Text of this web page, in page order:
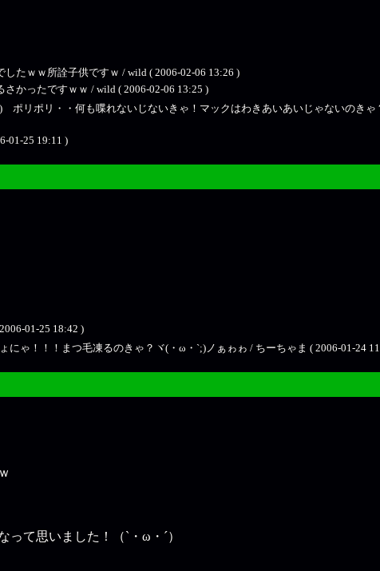
たｗｗ所詮子供ですｗ / wild ( 2006-02-06 13:26 )
かったですｗｗ / wild ( 2006-02-06 13:25 )
リポリ・・何も喋れないじないきゃ！マックはわきあいあいじゃないのきゃ
01-25 19:11 )
01-25 18:42 )
ゃ！！！まつ毛凍るのきゃ？ヾ(・ω・`;)ノぁゎゎ / ちーちゃま ( 2006-01-24
て思いました！（`・ω・´）